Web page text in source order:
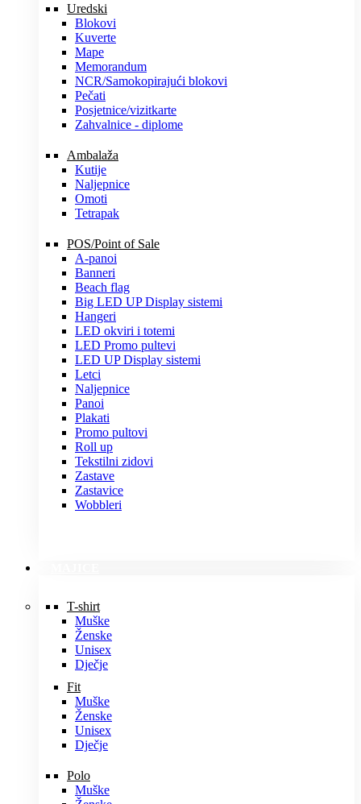
Uredski
Blokovi
Kuverte
Mape
Memorandum
NCR/Samokopirajući blokovi
Pečati
Posjetnice/vizitkarte
Zahvalnice - diplome
Ambalaža
Kutije
Naljepnice
Omoti
Tetrapak
POS/Point of Sale
A-panoi
Banneri
Beach flag
Big LED UP Display sistemi
Hangeri
LED okviri i totemi
LED Promo pultevi
LED UP Display sistemi
Letci
Naljepnice
Panoi
Plakati
Promo pultovi
Roll up
Tekstilni zidovi
Zastave
Zastavice
Wobbleri
T-shirt
Muške
Ženske
Unisex
Dječje
Fit
Muške
Ženske
Unisex
Dječje
Polo
Muške